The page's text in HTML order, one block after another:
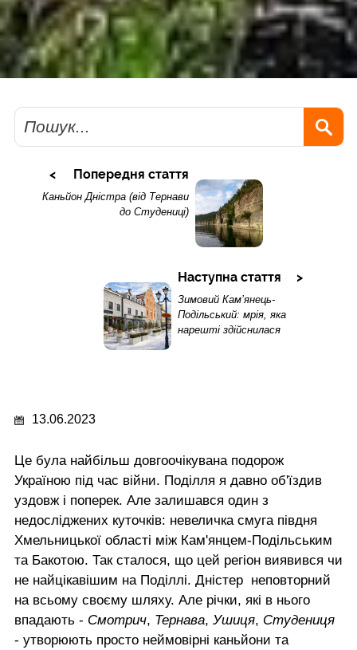
Пошук
Попередня стаття
Каньйон Дністра (від Тернави
до Студениці)
Наступна стаття
Зимовий Кам’янець-
Подільський: мрія, яка
нарешті здійснилася
13.06.2023
Це була найбільш довгоочікувана подорож
Україною під час війни. Поділля я давно об'їздив
уздовж і поперек. Але залишався один з
недосліджених куточків: невеличка смуга півдня
Хмельницької області між Кам'янцем-Подільським
та Бакотою. Так сталося, що цей регіон виявився чи
не найцікавішим на Поділлі. Дністер неповторний
на всьому своєму шляху. Але річки, які в нього
впадають - Смотрич, Тернава, Ушиця, Студениця
- утворюють просто неймовірні каньйони та